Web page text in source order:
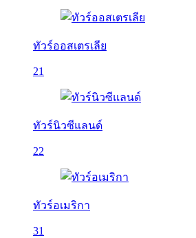
ทัวร์ออสเตรเลีย
21
ทัวร์นิวซีแลนด์
22
ทัวร์อเมริกา
31